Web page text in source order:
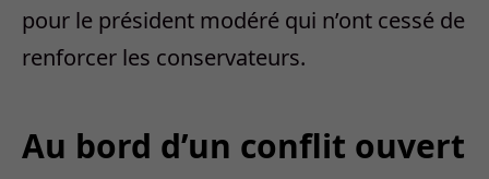
pour le président modéré qui n’ont cessé de
renforcer les conservateurs.
Au bord d’un conflit ouvert